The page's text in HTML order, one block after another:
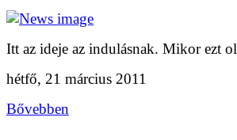
Itt az ideje az indulásnak. Mikor ezt
hétfő, 21 március 2011
Bővebben